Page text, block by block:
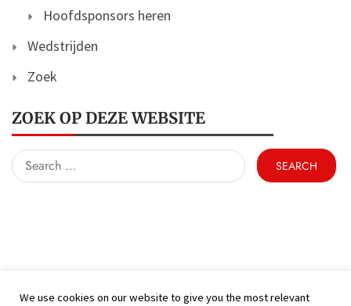
Hoofdsponsors heren
Wedstrijden
Zoek
ZOEK OP DEZE WEBSITE
Search
for:
We use cookies on our website to give you the most relevant